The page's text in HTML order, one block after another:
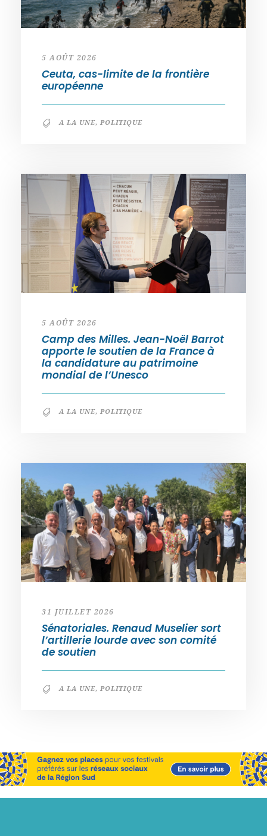
5 AOÛT 2026
Ceuta, cas-limite de la frontière
européenne
A LA UNE, POLITIQUE
5 AOÛT 2026
Camp des Milles. Jean-Noël Barrot
apporte le soutien de la France à
la candidature au patrimoine
mondial de l’Unesco
A LA UNE, POLITIQUE
31 JUILLET 2026
Sénatoriales. Renaud Muselier sort
l’artillerie lourde avec son comité
de soutien
A LA UNE, POLITIQUE